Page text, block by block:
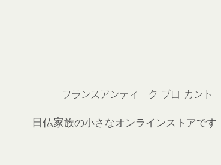
フランス アンティーク ブロ カント
日仏家族の小さなオンラインストアです